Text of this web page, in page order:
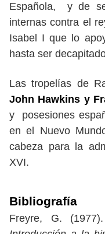
Española, y de
internas contra el
Isabel I que lo
hasta ser
Las tropelías de
John Hawkins y
y posesiones
en el Nuevo
cabeza para la
XVI.
Bibliografía
Freyre, G.